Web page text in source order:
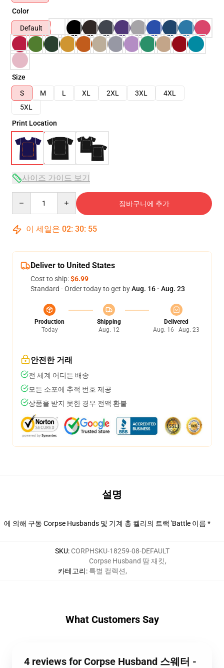
Color
Default
Size
S
M L XL 2XL 3XL
4XL
5XL
Print Location
사이즈 가이드 보기
장바구니에 추가
이 세일은 02: 30: 54
Deliver to United States
Cost to ship:$6.99
Standard - Order today to get byAug. 16 - Aug. 23
Production
Today
Shipping
Aug. 12
Delivered
Aug. 16 - Aug. 23
안전한 거래
전 세계 어디든 배송
모든 소포에 추적 번호 제공
상품을 받지 못한 경우 전액 환불
설명
에 의해 구동 Corpse Husbands 및 기계 총 켈리의 트랙 'Battle 이름 *
SKU: CORPHSKU-18259-08-DEFAULT
카테고리:
Corpse Husband 땀 재킷,
특별 컬렉션,
What Customers Say
4 reviews for Corpse Husband 스웨터 -